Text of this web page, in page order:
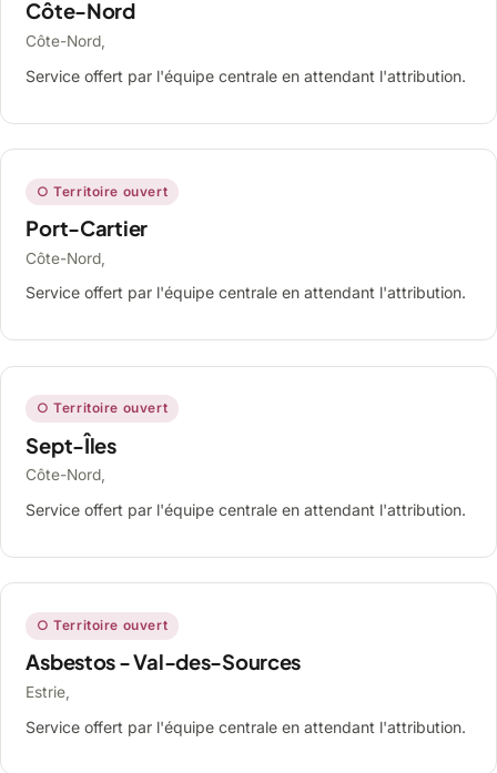
Côte-Nord
Côte-Nord,
Service offert par l'équipe centrale en attendant l'attribution.
○ Territoire ouvert
Port-Cartier
Côte-Nord,
Service offert par l'équipe centrale en attendant l'attribution.
○ Territoire ouvert
Sept-Îles
Côte-Nord,
Service offert par l'équipe centrale en attendant l'attribution.
○ Territoire ouvert
Asbestos - Val-des-Sources
Estrie,
Service offert par l'équipe centrale en attendant l'attribution.